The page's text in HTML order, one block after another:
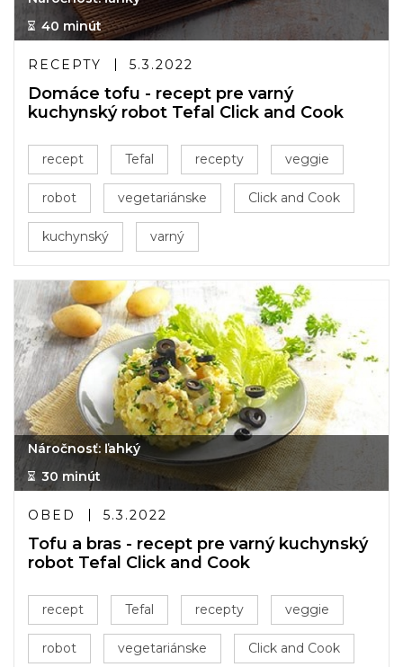
40 minút
RECEPTY 5.3.2022
Domáce tofu - recept pre varný
kuchynský robot Tefal Click and Cook
recept Tefal recepty veggie
robot vegetariánske Click and Cook
kuchynský varný
Náročnosť: ľahký
30 minút
OBED 5.3.2022
Tofu a bras - recept pre varný kuchynský
robot Tefal Click and Cook
recept Tefal recepty veggie
robot vegetariánske Click and Cook